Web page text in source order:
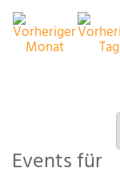
Events für